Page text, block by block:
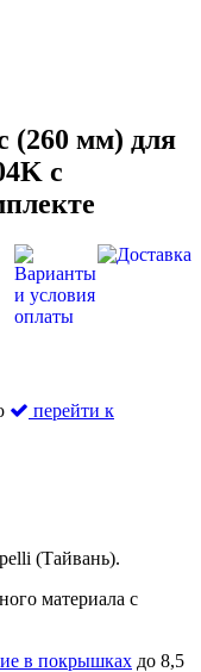
(260 мм) для
с
перейти к
(Тайвань).
материала с
в покрышках до 8,5